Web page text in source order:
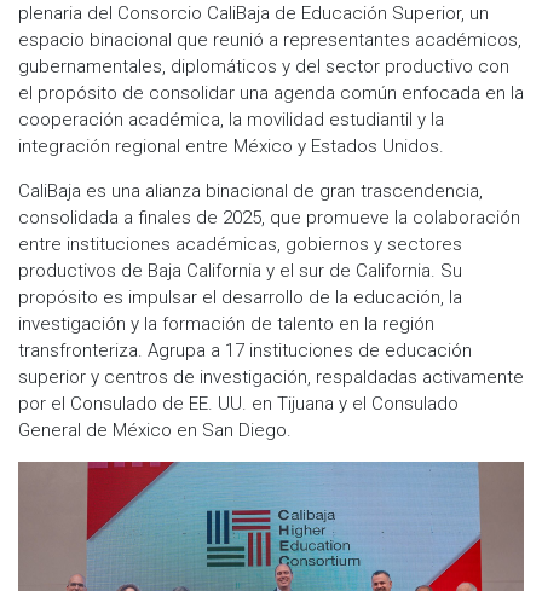
plenaria del Consorcio CaliBaja de Educación Superior, un
espacio binacional que reunió a representantes académicos,
gubernamentales, diplomáticos y del sector productivo con
el propósito de consolidar una agenda común enfocada en la
cooperación académica, la movilidad estudiantil y la
integración regional entre México y Estados Unidos.
CaliBaja es una alianza binacional de gran trascendencia,
consolidada a finales de 2025, que promueve la colaboración
entre instituciones académicas, gobiernos y sectores
productivos de Baja California y el sur de California. Su
propósito es impulsar el desarrollo de la educación, la
investigación y la formación de talento en la región
transfronteriza. Agrupa a 17 instituciones de educación
superior y centros de investigación, respaldadas activamente
por el Consulado de EE. UU. en Tijuana y el Consulado
General de México en San Diego.